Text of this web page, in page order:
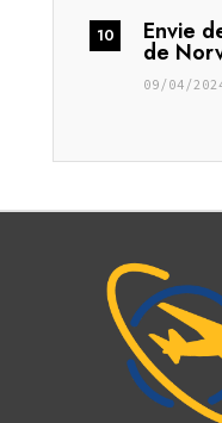
Envie
de
09/04/